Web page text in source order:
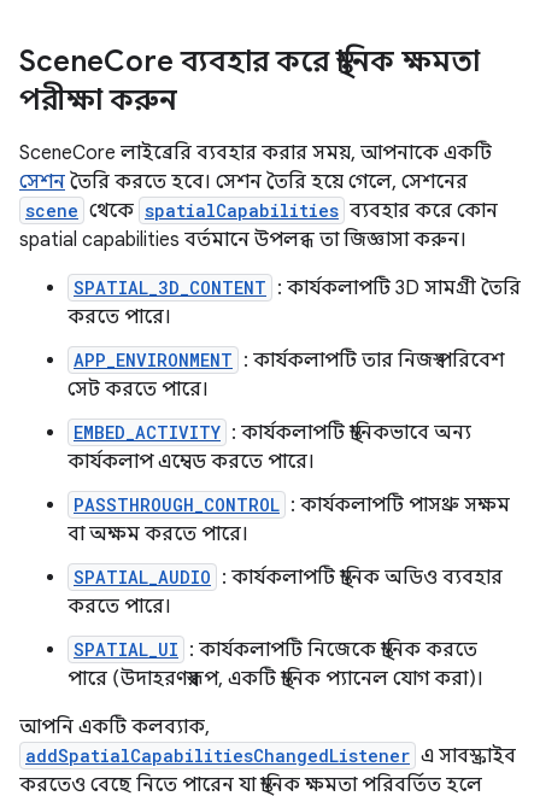
SceneCore ব্যবহার করে স্থানিক ক্ষমতা
পরীক্ষা করুন
SceneCore লাইব্রেরি ব্যবহার করার সময়, আপনাকে একটি
সেশন তৈরি করতে হবে। সেশন তৈরি হয়ে গেলে, সেশনের
scene থেকে spatialCapabilities ব্যবহার করে কোন
spatial capabilities বর্তমানে উপলব্ধ তা জিজ্ঞাসা করুন।
SPATIAL_3D_CONTENT : কার্যকলাপটি 3D সামগ্রী তৈরি
করতে পারে।
APP_ENVIRONMENT : কার্যকলাপটি তার নিজস্ব পরিবেশ
সেট করতে পারে।
EMBED_ACTIVITY : কার্যকলাপটি স্থানিকভাবে অন্য
কার্যকলাপ এম্বেড করতে পারে।
PASSTHROUGH_CONTROL : কার্যকলাপটি পাসথ্রু সক্ষম
বা অক্ষম করতে পারে।
SPATIAL_AUDIO : কার্যকলাপটি স্থানিক অডিও ব্যবহার
করতে পারে।
SPATIAL_UI : কার্যকলাপটি নিজেকে স্থানিক করতে
পারে (উদাহরণস্বরূপ, একটি স্থানিক প্যানেল যোগ করা)।
আপনি একটি কলব্যাক,
addSpatialCapabilitiesChangedListener এ সাবস্ক্রাইব
করতেও বেছে নিতে পারেন যা স্থানিক ক্ষমতা পরিবর্তিত হলে